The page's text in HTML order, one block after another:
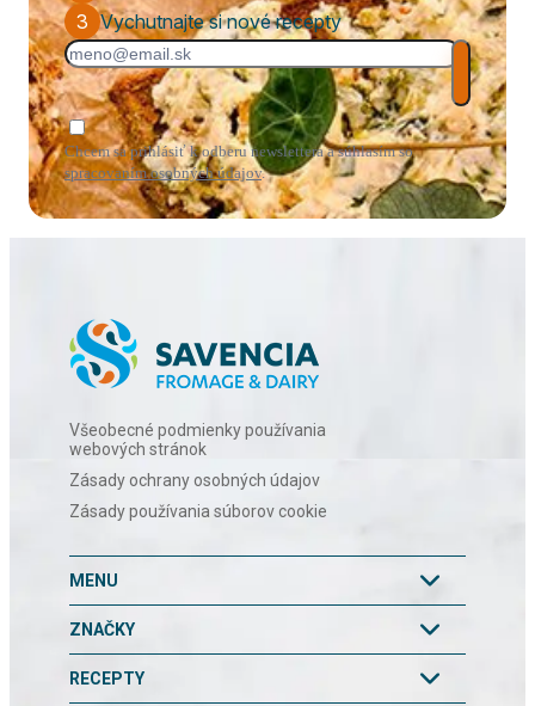
3 Vychutnajte si nové recepty
Chcem sa prihlásiť k odberu newslettera a súhlasím so
spracovaním osobných údajov.
Všeobecné podmienky používania
webových stránok
Zásady ochrany osobných údajov
Zásady používania súborov cookie
MENU
ZNAČKY
RECEPTY